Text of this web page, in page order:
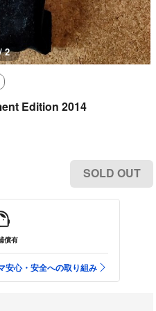
2
Edition 2014
SOLD OUT
償有
安心・安全への取り組み